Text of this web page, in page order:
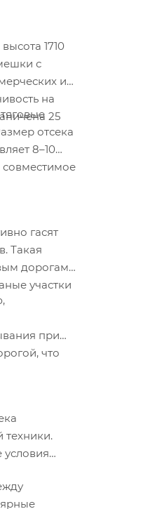
1710
с
и
на
25
отсека
8–10
совместимое
гасят
Такая
дорогам
участки
при
что
техники.